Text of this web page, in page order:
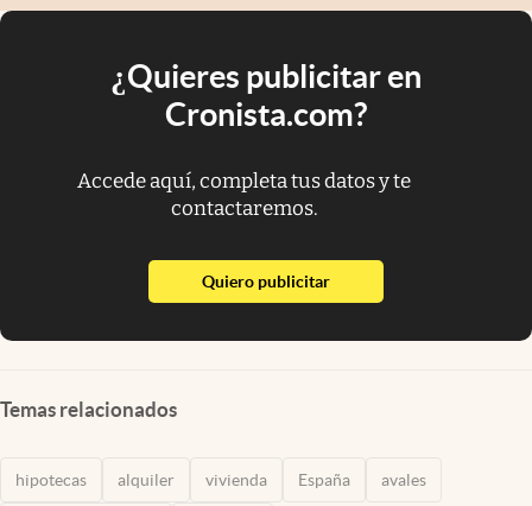
¿Quieres publicitar en
Cronista.com?
Accede aquí, completa tus datos y te
contactaremos.
Quiero publicitarabre en nueva pestaña
Temas relacionados
hipotecas alquiler vivienda España avales